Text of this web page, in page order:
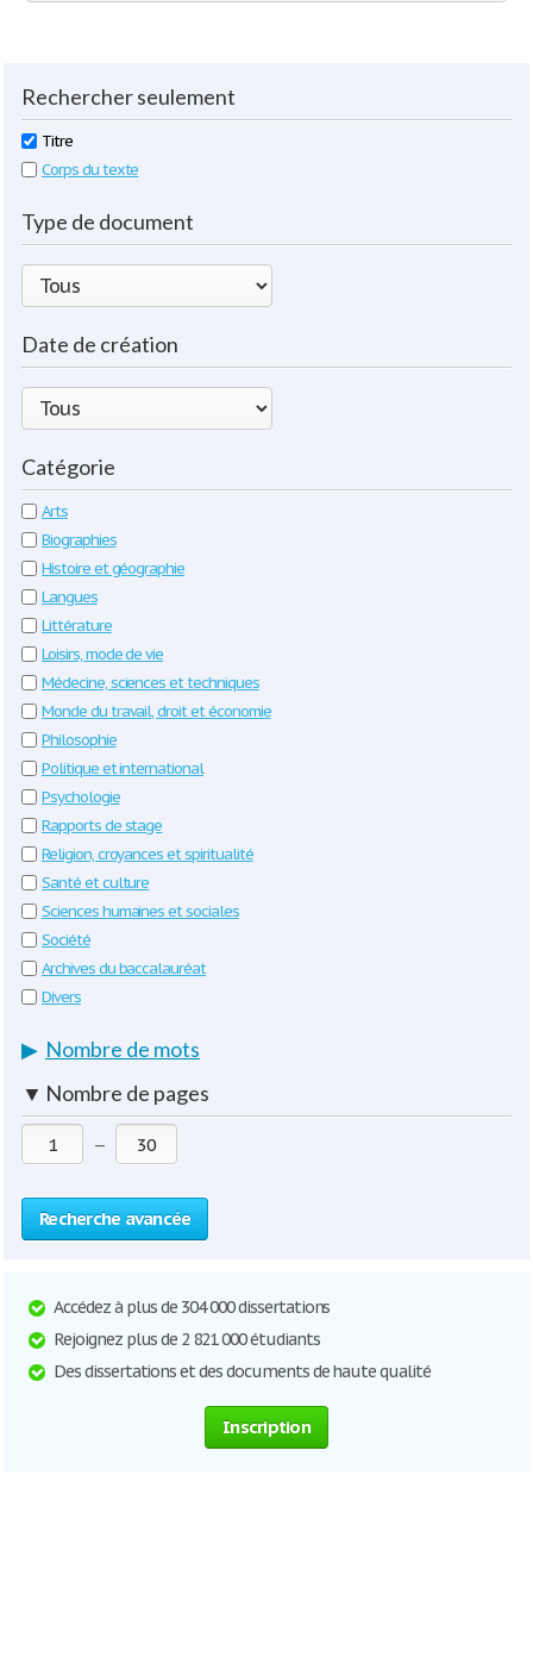
Rechercher seulement
Titre
Corps du texte
Type de document
Date de création
Catégorie
Arts
Biographies
Histoire et géographie
Langues
Littérature
Loisirs, mode de vie
Médecine, sciences et techniques
Monde du travail, droit et économie
Philosophie
Politique et international
Psychologie
Rapports de stage
Religion, croyances et spiritualité
Santé et culture
Sciences humaines et sociales
Société
Archives du baccalauréat
Divers
▶ Nombre de mots
▼ Nombre de pages
—
Recherche avancée
Accédez à plus de 304 000 dissertations
Rejoignez plus de 2 821 000 étudiants
Des dissertations et des documents de haute qualité
Inscription